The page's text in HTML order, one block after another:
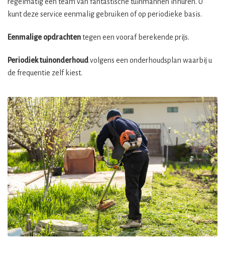
kunt deze service eenmalig gebruiken of op periodieke basis.
Eenmalige opdrachtentegen een vooraf berekende prijs.
Periodiek tuinonderhoudvolgens een onderhoudsplan waarbij u
de frequentie zelf kiest.